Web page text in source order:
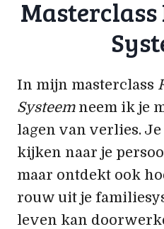
In mijn masterclass
Systeemneem ik je
lagen van verlies.
kijken naar je
maar ontdekt ook
rouw uit je
leven kan